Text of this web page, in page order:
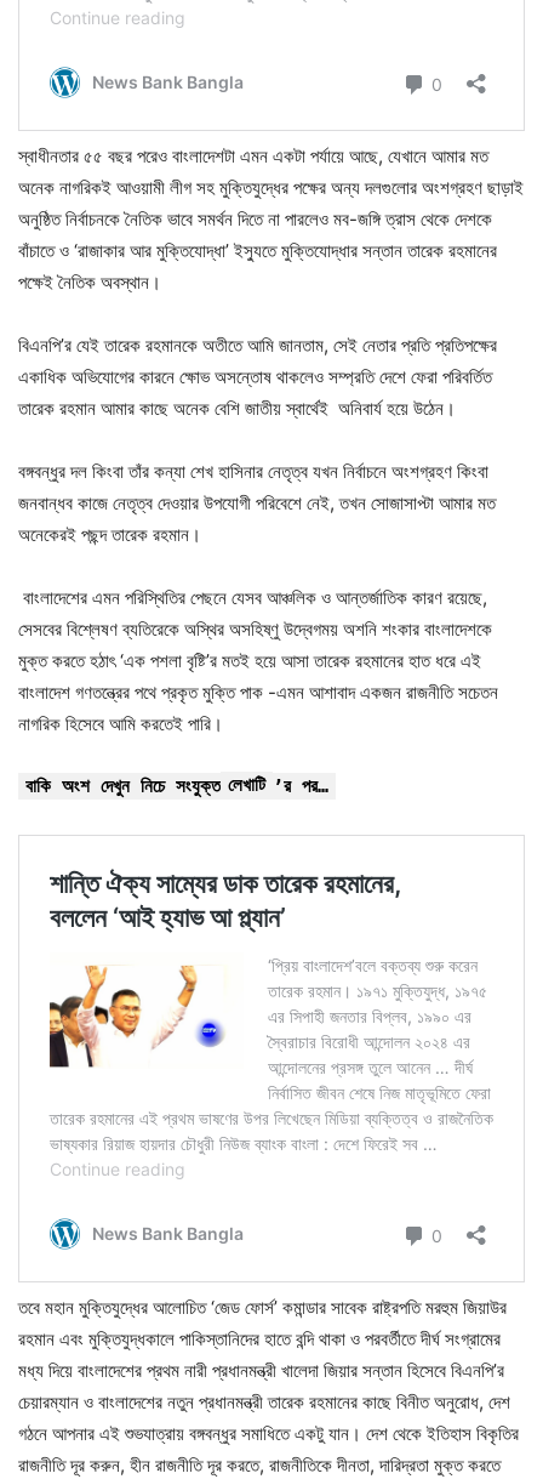
স্বাধীনতার ৫৫ বছর পরেও বাংলাদেশটা এমন একটা পর্যায়ে আছে, যেখানে আমার মত
অনেক নাগরিকই আওয়ামী লীগ সহ মুক্তিযুদ্ধের পক্ষের অন্য দলগুলোর অংশগ্রহণ ছাড়াই
অনুষ্ঠিত নির্বাচনকে নৈতিক ভাবে সমর্থন দিতে না পারলেও মব-জঙ্গি ত্রাস থেকে দেশকে
বাঁচাতে ও ‘রাজাকার আর মুক্তিযোদ্ধা’ ইস্যুতে মুক্তিযোদ্ধার সন্তান তারেক রহমানের
পক্ষেই নৈতিক অবস্থান।
বিএনপি’র যেই তারেক রহমানকে অতীতে আমি জানতাম, সেই নেতার প্রতি প্রতিপক্ষের
একাধিক অভিযোগের কারনে ক্ষোভ অসন্তোষ থাকলেও সম্প্রতি দেশে ফেরা পরিবর্তিত
তারেক রহমান আমার কাছে অনেক বেশি জাতীয় স্বার্থেই অনিবার্য হয়ে উঠেন।
বঙ্গবন্ধুর দল কিংবা তাঁর কন্যা শেখ হাসিনার নেতৃত্ব যখন নির্বাচনে অংশগ্রহণ কিংবা
জনবান্ধব কাজে নেতৃত্ব দেওয়ার উপযোগী পরিবেশে নেই, তখন সোজাসাপ্টা আমার মত
অনেকেরই পছন্দ তারেক রহমান।
বাংলাদেশের এমন পরিস্থিতির পেছনে যেসব আঞ্চলিক ও আন্তর্জাতিক কারণ রয়েছে,
সেসবের বিশ্লেষণ ব্যতিরেকে অস্থির অসহিষ্ণু উদ্বেগময় অশনি শংকার বাংলাদেশকে
মুক্ত করতে হঠাৎ ‘এক পশলা বৃষ্টি’র মতই হয়ে আসা তারেক রহমানের হাত ধরে এই
বাংলাদেশ গণতন্ত্রের পথে প্রকৃত মুক্তি পাক -এমন আশাবাদ একজন রাজনীতি সচেতন
নাগরিক হিসেবে আমি করতেই পারি।
বাকি অংশ দেখুন নিচে সংযুক্ত লেখাটি ’র পর…
তবে মহান মুক্তিযুদ্ধের আলোচিত ‘জেড ফোর্স’ কমান্ডার সাবেক রাষ্ট্রপতি মরহুম জিয়াউর
রহমান এবং মুক্তিযুদ্ধকালে পাকিস্তানিদের হাতে বন্দি থাকা ও পরবর্তীতে দীর্ঘ সংগ্রামের
মধ্য দিয়ে বাংলাদেশের প্রথম নারী প্রধানমন্ত্রী খালেদা জিয়ার সন্তান হিসেবে বিএনপি’র
চেয়ারম্যান ও বাংলাদেশের নতুন প্রধানমন্ত্রী তারেক রহমানের কাছে বিনীত অনুরোধ, দেশ
গঠনে আপনার এই শুভযাত্রায় বঙ্গবন্ধুর সমাধিতে একটু যান। দেশ থেকে ইতিহাস বিকৃতির
রাজনীতি দূর করুন, হীন রাজনীতি দূর করতে, রাজনীতিকে দীনতা, দারিদ্রতা মুক্ত করতে